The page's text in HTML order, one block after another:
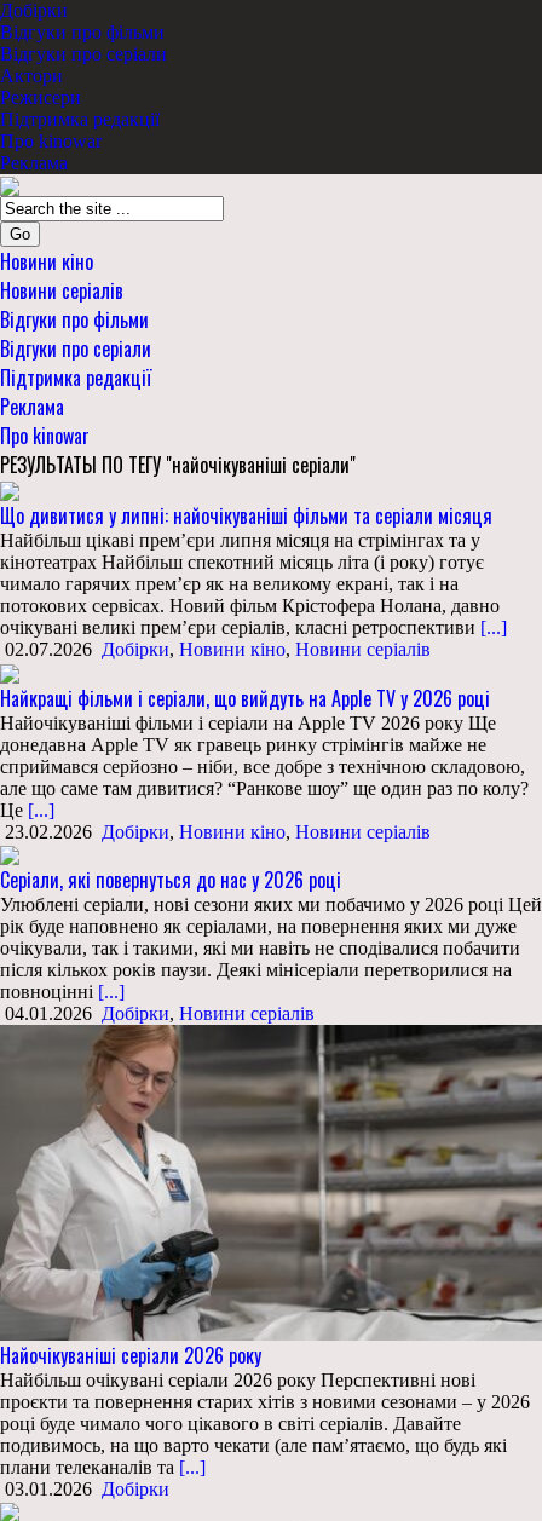
Добірки
Відгуки про фільми
Відгуки про серіали
Актори
Режисери
Підтримка редакції
Про kinowar
Реклама
Go
Новини кіно
Новини серіалів
Відгуки про фільми
Відгуки про серіали
Підтримка редакції
Реклама
Про kinowar
РЕЗУЛЬТАТЫ ПО ТЕГУ "найочікуваніші серіали"
Що дивитися у липні: найочікуваніші фільми та серіали місяця
Найбільш цікаві прем’єри липня місяця на стрімінгах та у
кінотеатрах Найбільш спекотний місяць літа (і року) готує
чимало гарячих прем’єр як на великому екрані, так і на
потокових сервісах. Новий фільм Крістофера Нолана, давно
очікувані великі прем’єри серіалів, класні ретроспективи [...]
02.07.2026 Добірки, Новини кіно, Новини серіалів
Найкращі фільми і серіали, що вийдуть на Apple TV у 2026 році
Найочікуваніші фільми і серіали на Apple TV 2026 року Ще
донедавна Apple TV як гравець ринку стрімінгів майже не
сприймався серйозно – ніби, все добре з технічною складовою,
але що саме там дивитися? “Ранкове шоу” ще один раз по колу?
Це [...]
23.02.2026 Добірки, Новини кіно, Новини серіалів
Серіали, які повернуться до нас у 2026 році
Улюблені серіали, нові сезони яких ми побачимо у 2026 році Цей
рік буде наповнено як серіалами, на повернення яких ми дуже
очікували, так і такими, які ми навіть не сподівалися побачити
після кількох років паузи. Деякі мінісеріали перетворилися на
повноцінні [...]
04.01.2026 Добірки, Новини серіалів
Найочікуваніші серіали 2026 року
Найбільш очікувані серіали 2026 року Перспективні нові
проєкти та повернення старих хітів з новими сезонами – у 2026
році буде чимало чого цікавого в світі серіалів. Давайте
подивимось, на що варто чекати (але пам’ятаємо, що будь які
плани телеканалів та [...]
03.01.2026 Добірки